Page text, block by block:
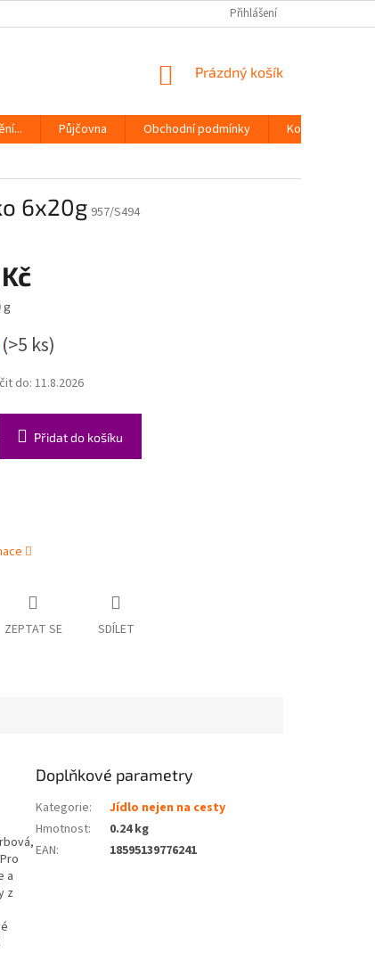
Přihlášení
NÁKUPNÍ
Prázdný košík
Půjčovna Obchodní podmínky
Kontakty
6x20g 957/S494
g
(>5 ks)
do: 11.8.2026
Přidat do košíku
ZEPTAT SE SDÍLET
a
z
Doplňkové parametry
Kategorie:
Jídlo nejen na cesty
Hmotnost:
0.24 kg
EAN: 18595139776241